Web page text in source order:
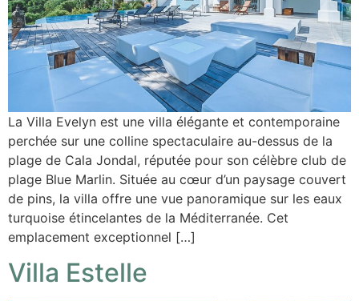
La Villa Evelyn est une villa élégante et contemporaine
perchée sur une colline spectaculaire au-dessus de la
plage de Cala Jondal, réputée pour son célèbre club de
plage Blue Marlin. Située au cœur d’un paysage couvert
de pins, la villa offre une vue panoramique sur les eaux
turquoise étincelantes de la Méditerranée. Cet
emplacement exceptionnel […]
Villa Estelle